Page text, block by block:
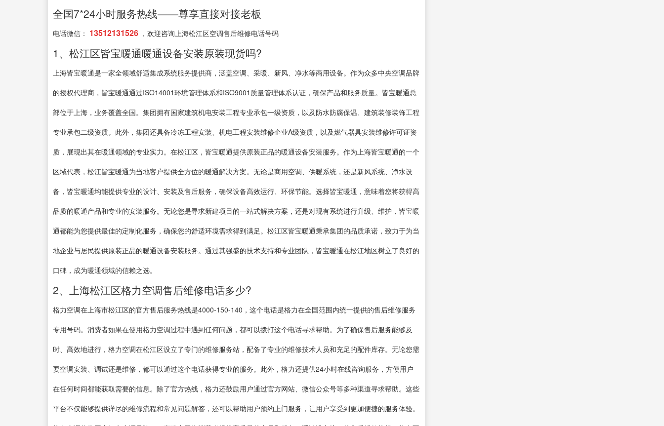
全国7*24小时服务热线——尊享直接对接老板
电话微信： 13512131526 ，欢迎咨询上海松江区空调售后维修电话号码
1、松江区皆宝暖通暖通设备安装原装现货吗?
上海皆宝暖通是一家全领域舒适集成系统服务提供商，涵盖空调、采暖、新风、净水等商用设备。作为众多中央空调品牌
的授权代理商，皆宝暖通通过ISO14001环境管理体系和ISO9001质量管理体系认证，确保产品和服务质量。皆宝暖通总
部位于上海，业务覆盖全国。集团拥有国家建筑机电安装工程专业承包一级资质，以及防水防腐保温、建筑装修装饰工程
专业承包二级资质。此外，集团还具备冷冻工程安装、机电工程安装维修企业A级资质，以及燃气器具安装维修许可证资
质，展现出其在暖通领域的专业实力。在松江区，皆宝暖通提供原装正品的暖通设备安装服务。作为上海皆宝暖通的一个
区域代表，松江皆宝暖通为当地客户提供全方位的暖通解决方案。无论是商用空调、供暖系统，还是新风系统、净水设
备，皆宝暖通均能提供专业的设计、安装及售后服务，确保设备高效运行、环保节能。选择皆宝暖通，意味着您将获得高
品质的暖通产品和专业的安装服务。无论您是寻求新建项目的一站式解决方案，还是对现有系统进行升级、维护，皆宝暖
通都能为您提供最佳的定制化服务，确保您的舒适环境需求得到满足。松江区皆宝暖通秉承集团的品质承诺，致力于为当
地企业与居民提供原装正品的暖通设备安装服务。通过其强盛的技术支持和专业团队，皆宝暖通在松江地区树立了良好的
口碑，成为暖通领域的信赖之选。
2、上海松江区格力空调售后维修电话多少?
格力空调在上海市松江区的官方售后服务热线是4000-150-140，这个电话是格力在全国范围内统一提供的售后维修服务
专用号码。消费者如果在使用格力空调过程中遇到任何问题，都可以拨打这个电话寻求帮助。为了确保售后服务能够及
时、高效地进行，格力空调在松江区设立了专门的维修服务站，配备了专业的维修技术人员和充足的配件库存。无论您需
要空调安装、调试还是维修，都可以通过这个电话获得专业的服务。此外，格力还提供24小时在线咨询服务，方便用户
在任何时间都能获取需要的信息。除了官方热线，格力还鼓励用户通过官方网站、微信公众号等多种渠道寻求帮助。这些
平台不仅能够提供详尽的维修流程和常见问题解答，还可以帮助用户预约上门服务，让用户享受到更加便捷的服务体验。